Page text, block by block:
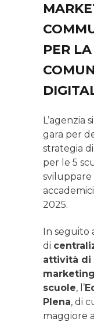
PER LA
L’agenzia
gara per
strategia
per le 5
sviluppare
2025.
In seguito
di
attività di
scuole, l’
Plena, di
maggiore